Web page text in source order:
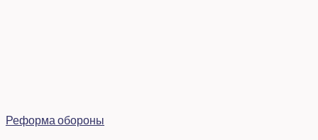
Реформа обороны